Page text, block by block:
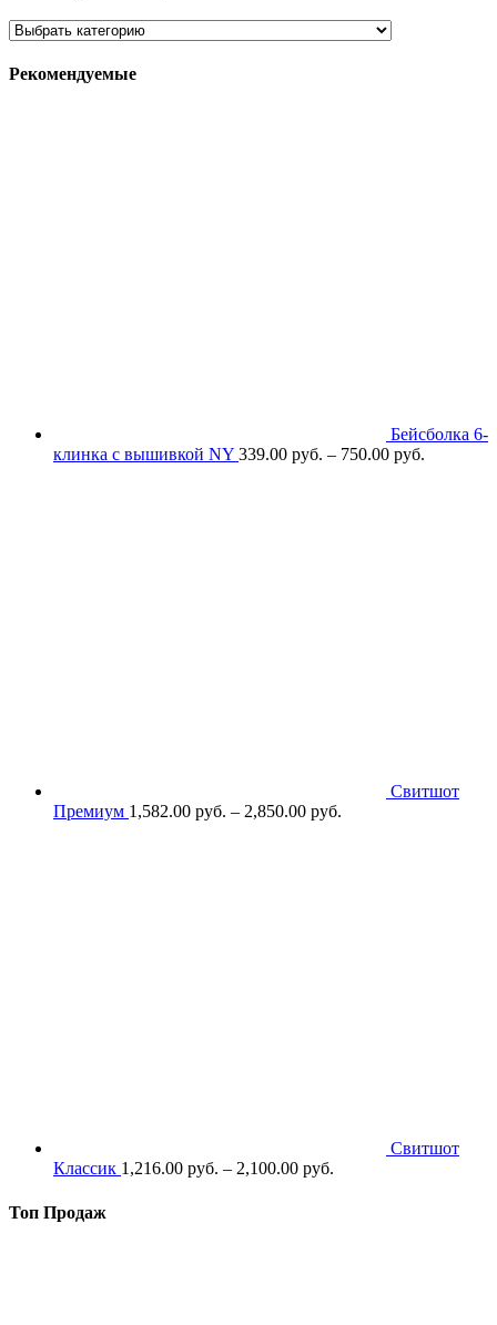
Рекомендуемые
Бейсболка 6-
клинка с вышивкой NY 339.00 руб. – 750.00 руб.
Свитшот
Премиум 1,582.00 руб. – 2,850.00 руб.
Свитшот
Классик 1,216.00 руб. – 2,100.00 руб.
Топ Продаж